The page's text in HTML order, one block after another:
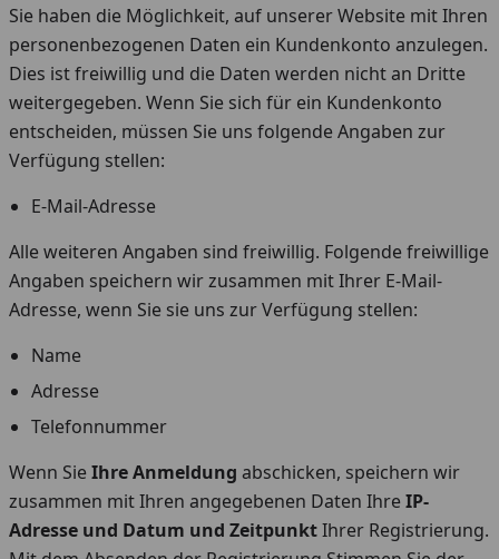
Sie haben die Möglichkeit, auf unserer Website mit Ihren
personenbezogenen Daten ein Kundenkonto anzulegen.
Dies ist freiwillig und die Daten werden nicht an Dritte
weitergegeben. Wenn Sie sich für ein Kundenkonto
entscheiden, müssen Sie uns folgende Angaben zur
Verfügung stellen:
E-Mail-Adresse
Alle weiteren Angaben sind freiwillig. Folgende freiwillige
Angaben speichern wir zusammen mit Ihrer E-Mail-
Adresse, wenn Sie sie uns zur Verfügung stellen:
Name
Adresse
Telefonnummer
Wenn SieIhre Anmeldung abschicken, speichern wir
zusammen mit Ihren angegebenen Daten IhreIP-
Adresse und Datum und ZeitpunktIhrer Registrierung.